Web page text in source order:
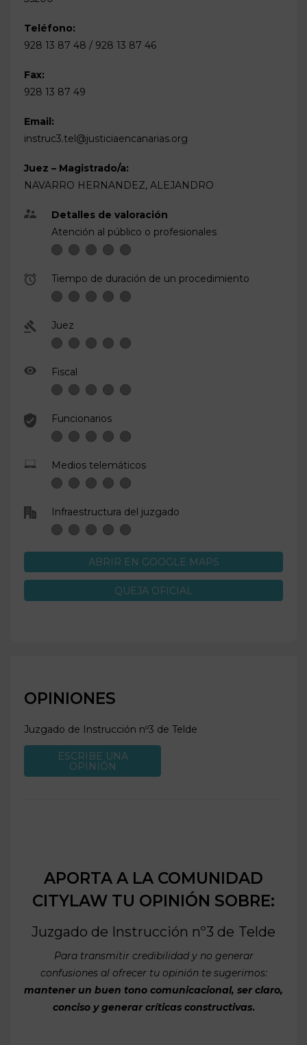
Teléfono:
928 13 87 48 / 928 13 87 46
Fax:
928 13 87 49
Email:
instruc3.tel@justiciaencanarias.org
Juez – Magistrado/a:
NAVARRO HERNANDEZ, ALEJANDRO
Detalles de valoración
Atención al público o profesionales
Tiempo de duración de un procedimiento
Juez
Fiscal
Funcionarios
Medios telemáticos
Infraestructura del juzgado
ABRIR EN GOOGLE MAPS
QUEJA OFICIAL
OPINIONES
Juzgado de Instrucción nº3 de Telde
ESCRIBE UNA
OPINIÓN
APORTA A LA COMUNIDAD
CITYLAW TU OPINIÓN SOBRE:
Juzgado de Instrucción nº3 de Telde
Para transmitir credibilidad y no generar
confusiones al ofrecer tu opinión te sugerimos:
mantener un buen tono comunicacional, ser claro,
conciso y generar críticas constructivas.